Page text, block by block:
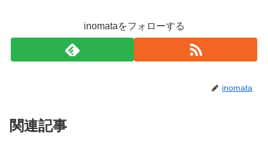
inomataをフォローする
inomata
関連記事